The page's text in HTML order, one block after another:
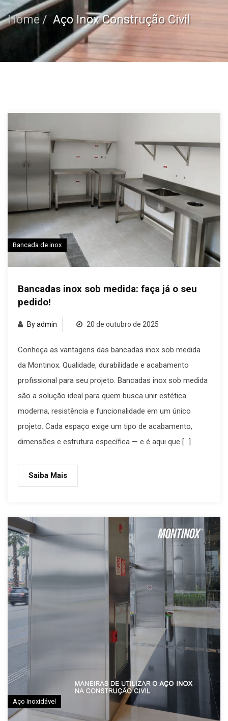
Home Aço Inox Construção Civil
Bancada de inox
Bancadas inox sob medida: faça já o seu
pedido!
By admin 20 de outubro de 2025
Conheça as vantagens das bancadas inox sob medida
da Montinox. Qualidade, durabilidade e acabamento
profissional para seu projeto. Bancadas inox sob medida
são a solução ideal para quem busca unir estética
moderna, resistência e funcionalidade em um único
projeto. Cada espaço exige um tipo de acabamento,
dimensões e estrutura específica — e é aqui que […]
Saiba Mais
Aço Inoxidável